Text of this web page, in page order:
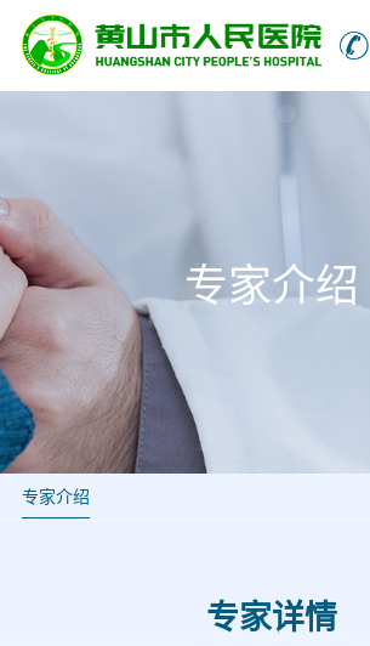
专家介绍
专家介绍
专家详情